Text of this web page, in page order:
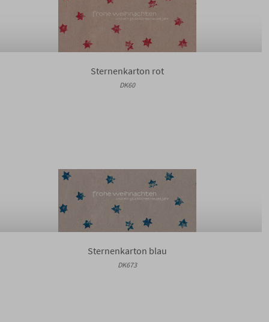
Sternenkarton rot
DK60
Sternenkarton blau
DK673